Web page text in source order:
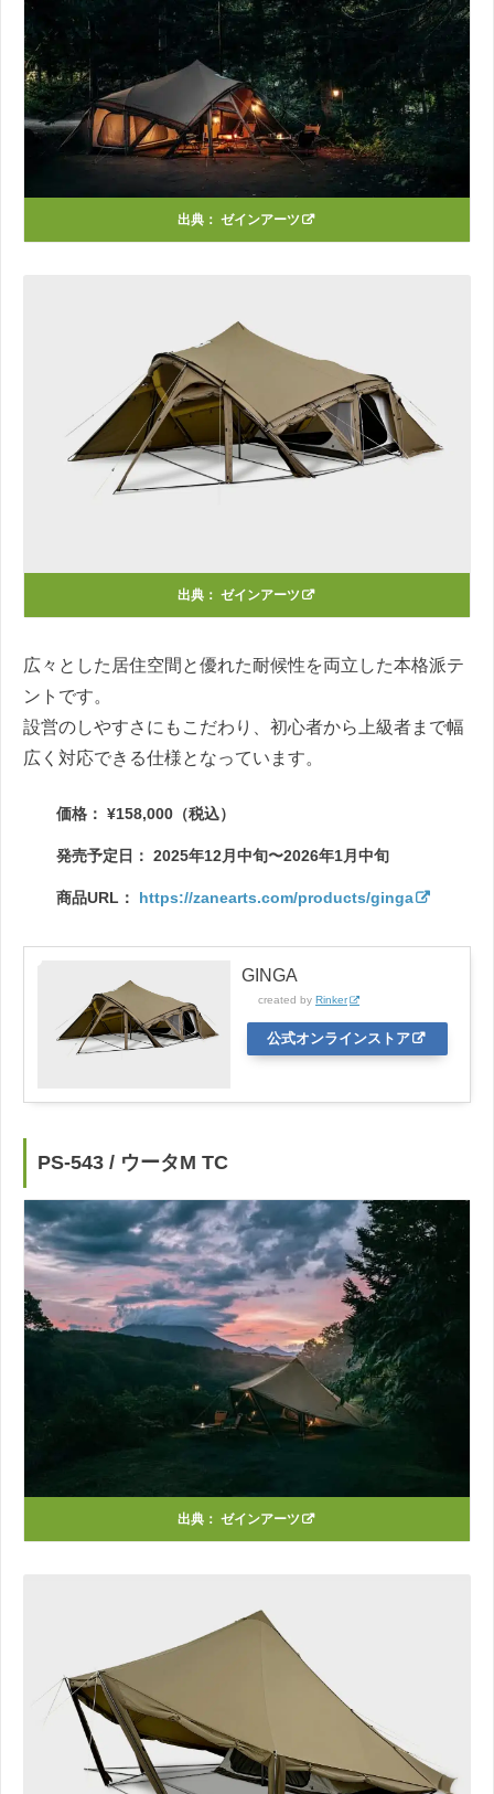
出典： ゼインアーツ
出典： ゼインアーツ
広々とした居住空間と優れた耐候性を両立した本格派テ
ントです。
設営のしやすさにもこだわり、初心者から上級者まで幅
広く対応できる仕様となっています。
価格： ¥158,000（税込）
発売予定日： 2025年12月中旬〜2026年1月中旬
商品URL： https://zanearts.com/products/ginga
GINGA
created by Rinker
公式オンラインストア
PS-543 / ウータM TC
出典： ゼインアーツ